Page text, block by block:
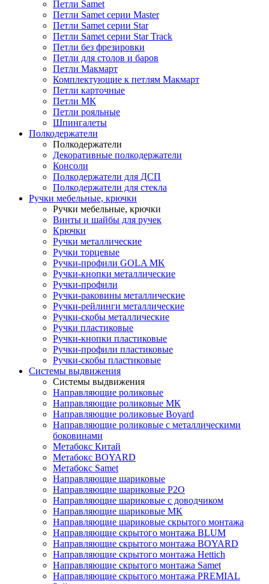
Петли Samet
Петли Samet серии Master
Петли Samet серии Star
Петли Samet серии Star Track
Петли без фрезировки
Петли для столов и баров
Петли Макмарт
Комплектующие к петлям Макмарт
Петли карточные
Петли МК
Петли рояльные
Шпингалеты
Полкодержатели
Полкодержатели
Декоративные полкодержатели
Консоли
Полкодержатели для ДСП
Полкодержатели для стекла
Ручки мебельные, крючки
Ручки мебельные, крючки
Винты и шайбы для ручек
Крючки
Ручки металлические
Ручки торцевые
Ручки-профили GOLA MK
Ручки-кнопки металлические
Ручки-профили
Ручки-раковины металлические
Ручки-рейлинги металлические
Ручки-скобы металлические
Ручки пластиковые
Ручки-кнопки пластиковые
Ручки-профили пластиковые
Ручки-скобы пластиковые
Системы выдвижения
Системы выдвижения
Направляющие роликовые
Направляющие роликовые МК
Направляющие роликовые Boyard
Направляющие роликовые с металлическими
боковинами
Метабокс Китай
Метабокс BOYARD
Метабокс Samet
Направляющие шариковые
Направляющие шариковые P2O
Направляющие шариковые с доводчиком
Направляющие шариковые МК
Направляющие шариковые скрытого монтажа
Направляющие скрытого монтажа BLUM
Направляющие скрытого монтажа BOYARD
Направляющие скрытого монтажа Hettich
Направляющие скрытого монтажа Samet
Направляющие скрытого монтажа PREMIAL